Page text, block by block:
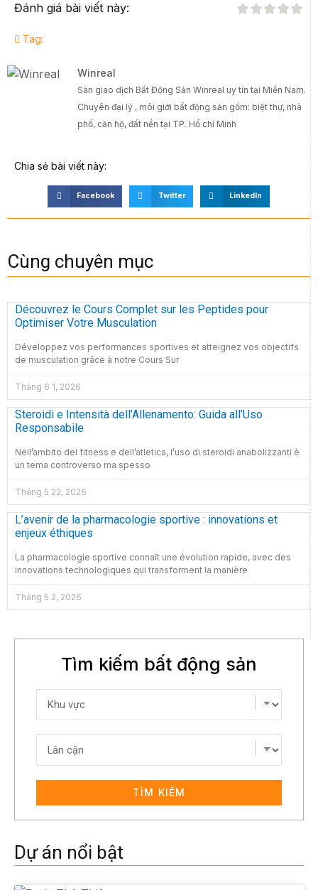
Đánh giá bài viết này:
Tag:
Winreal
Sàn giao dịch Bất Động Sản Winreal uy tín tại Miền Nam.
Chuyên đại lý , môi giới bất động sản gồm: biệt thự, nhà
phố, căn hộ, đất nền tại TP. Hồ chí Minh
Chia sẻ bài viết này:
Facebook Twitter LinkedIn
Cùng chuyên mục
Découvrez le Cours Complet sur les Peptides pour
Optimiser Votre Musculation
Développez vos performances sportives et atteignez vos objectifs
de musculation grâce à notre Cours Sur
Tháng 6 1, 2026
Steroidi e Intensità dell’Allenamento: Guida all’Uso
Responsabile
Nell’ambito del fitness e dell’atletica, l’uso di steroidi anabolizzanti è
un tema controverso ma spesso
Tháng 5 22, 2026
L’avenir de la pharmacologie sportive : innovations et
enjeux éthiques
La pharmacologie sportive connaît une évolution rapide, avec des
innovations technologiques qui transforment la manière
Tháng 5 2, 2026
Tìm kiếm bất động sản
TÌM KIẾM
Dự án nổi bật